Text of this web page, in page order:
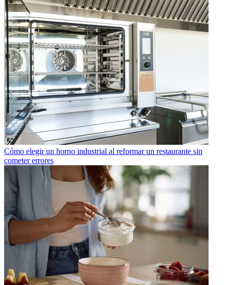
Cómo elegir un horno industrial al reformar un restaurante sin
cometer errores